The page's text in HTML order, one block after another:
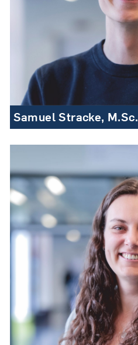
Samuel Stracke, M.Sc.